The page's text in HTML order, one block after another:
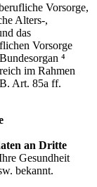
Vorsorge,
Alters-,
das
Vorsorge
⁴
im Rahmen
Art. 85a ff.
an Dritte
Gesundheit
bekannt.